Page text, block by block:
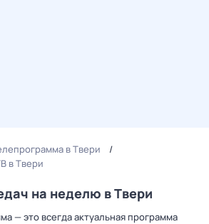
в Твери
в Твери
на неделю в Твери
— это всегда актуальная программа